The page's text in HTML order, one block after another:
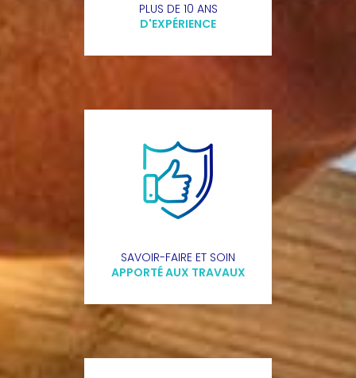
PLUS DE 10 ANS
D'EXPÉRIENCE
SAVOIR-FAIRE ET SOIN
APPORTÉ AUX TRAVAUX